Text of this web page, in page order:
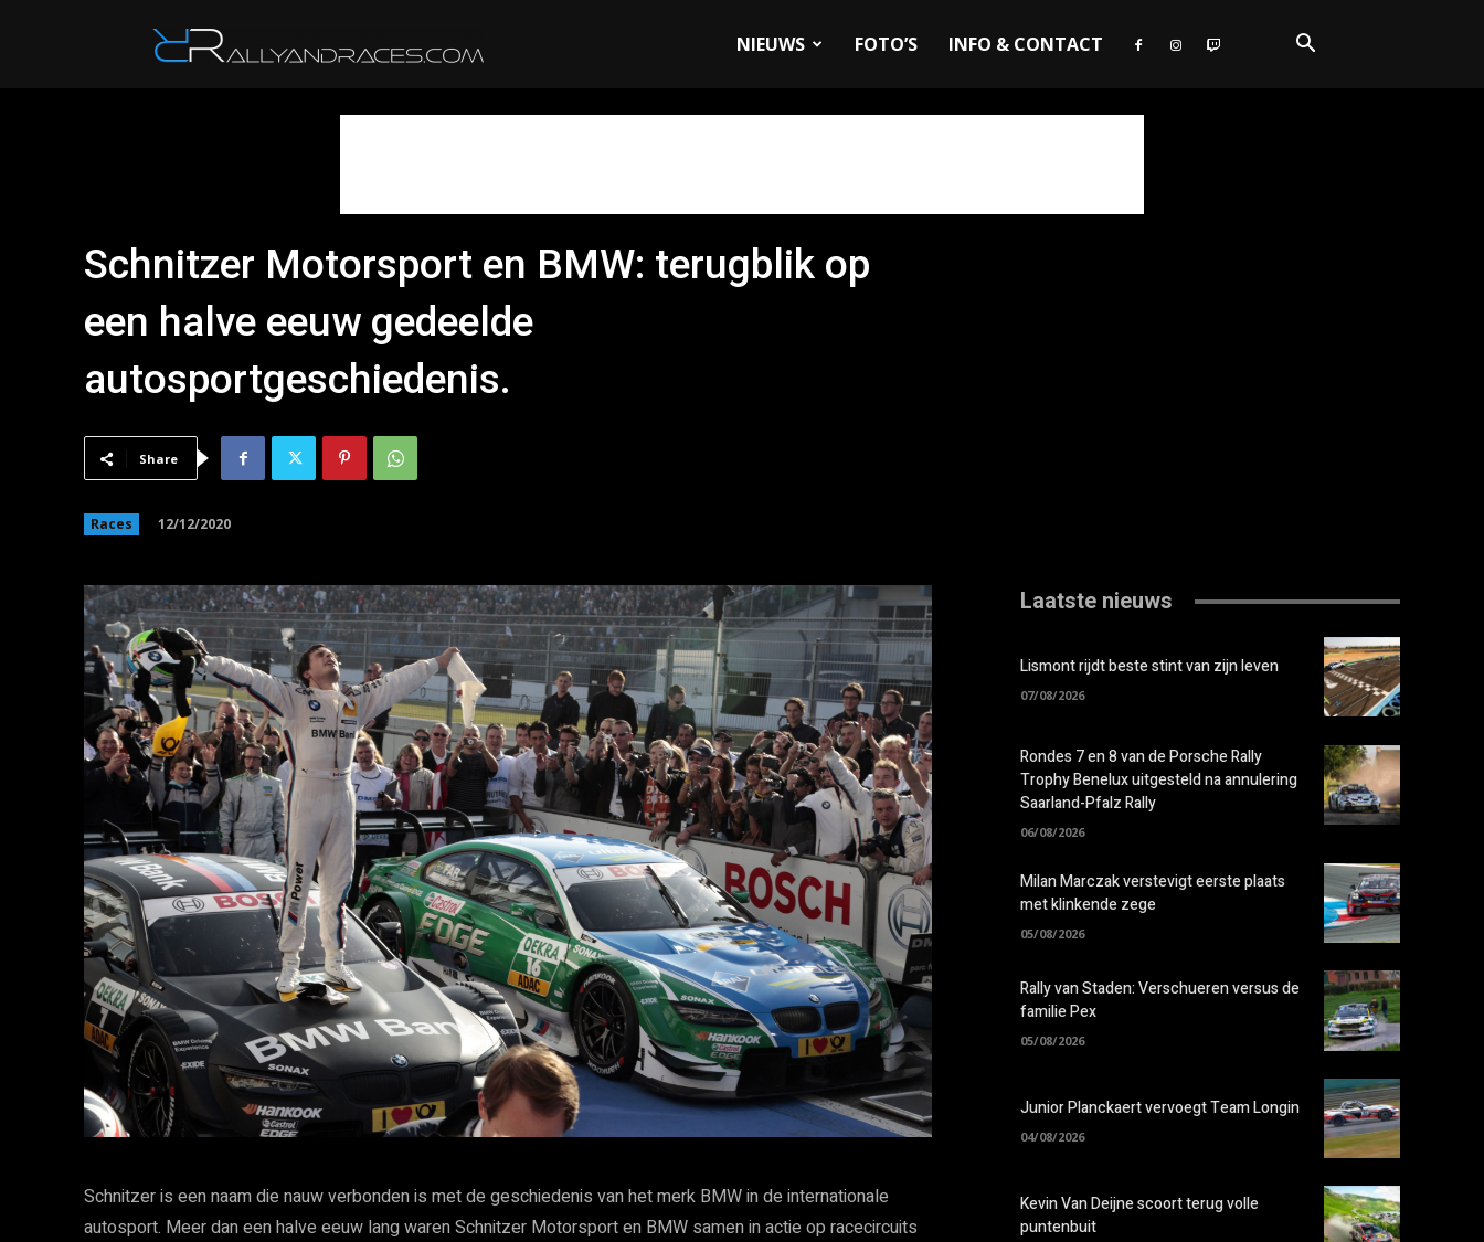
NIEUWS FOTO’S INFO & CONTACT
Schnitzer Motorsport en BMW: terugblik op
een halve eeuw gedeelde
autosportgeschiedenis.
Share
Races 12/12/2020
Schnitzer is een naam die nauw verbonden is met de geschiedenis van het merk BMW in de internationale
autosport. Meer dan een halve eeuw lang waren Schnitzer Motorsport en BMW samen in actie op racecircuits
Laatste nieuws
Lismont rijdt beste stint van zijn leven
07/08/2026
Rondes 7 en 8 van de Porsche Rally
Trophy Benelux uitgesteld na annulering
Saarland-Pfalz Rally
06/08/2026
Milan Marczak verstevigt eerste plaats
met klinkende zege
05/08/2026
Rally van Staden: Verschueren versus de
familie Pex
05/08/2026
Junior Planckaert vervoegt Team Longin
04/08/2026
Kevin Van Deijne scoort terug volle
puntenbuit